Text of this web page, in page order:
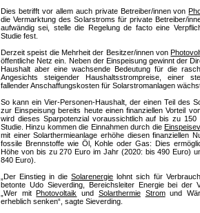
Dies betrifft vor allem auch private Betreiber/innen von
die Vermarktung des Solarstroms für private Betreiber/
aufwändig sei, stelle die Regelung de facto eine
Studie fest.
Derzeit speist die Mehrheit der Besitzer/innen von
öffentliche Netz ein. Neben der Einspeisung gewinnt der
Haushalt aber eine wachsende Bedeutung für die
Angesichts steigender Haushaltsstrompreise, einer
fallender Anschaffungskosten für Solarstromanlagen
So kann ein Vier-Personen-Haushalt, der einen Teil des
zur Einspeisung bereits heute einen finanziellen Vorteil
wird dieses Sparpotenzial voraussichtlich auf bis zu
Studie. Hinzu kommen die Einnahmen durch die
mit einer Solarthermieanlage erhöhe diesen finanziellen
fossile Brennstoffe wie Öl, Kohle oder Gas: Dies
Höhe von bis zu 270 Euro im Jahr (2020: bis 490 Euro)
840 Euro).
„Der Einstieg in dieSolarenergie lohnt sich für
betonte Udo Sieverding, Bereichsleiter Energie bei der
„Wer mitPhotovoltaik und Solarthermie Stromund
erheblich senken“, sagte Sieverding.